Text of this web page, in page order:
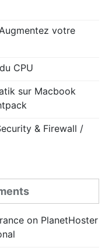
votre
CPU
sur Macbook
& Firewall /
on PlanetHoster